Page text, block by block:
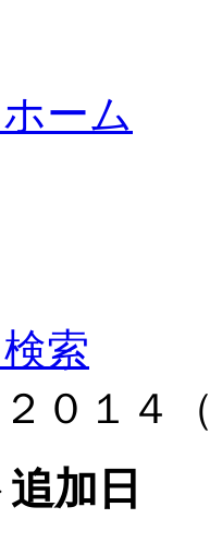
ーム
索
０１４
追加日